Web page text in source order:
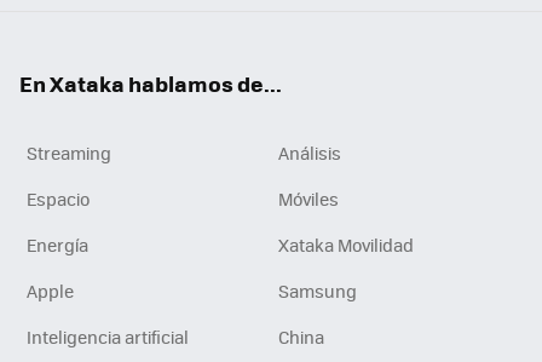
En Xataka hablamos de...
Streaming
Análisis
Espacio
Móviles
Energía
Xataka Movilidad
Apple
Samsung
Inteligencia artificial
China